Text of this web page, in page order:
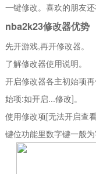
一键修改。喜欢的朋友
nba2k23修改器优势
先开游戏,再开修改器。
了解修改器使用说明。
开启修改器各主初始项
始项:如开启...修改]。
使用修改项[无法开启查
键位功能里数字键一般为